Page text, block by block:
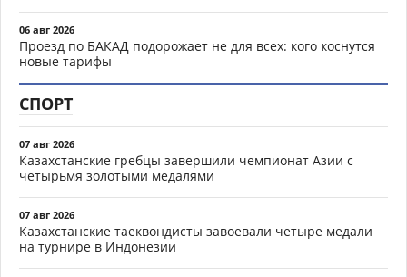
06 авг 2026
Проезд по БАКАД подорожает не для всех: кого коснутся
новые тарифы
СПОРТ
07 авг 2026
Казахстанские гребцы завершили чемпионат Азии с
четырьмя золотыми медалями
07 авг 2026
Казахстанские таеквондисты завоевали четыре медали
на турнире в Индонезии